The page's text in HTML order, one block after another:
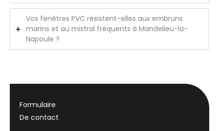
Vos fenêtres PVC résistent-elles aux embruns
marins et au mistral fréquents à Mandelieu-la-
Napoule ?
Formulaire
De contact